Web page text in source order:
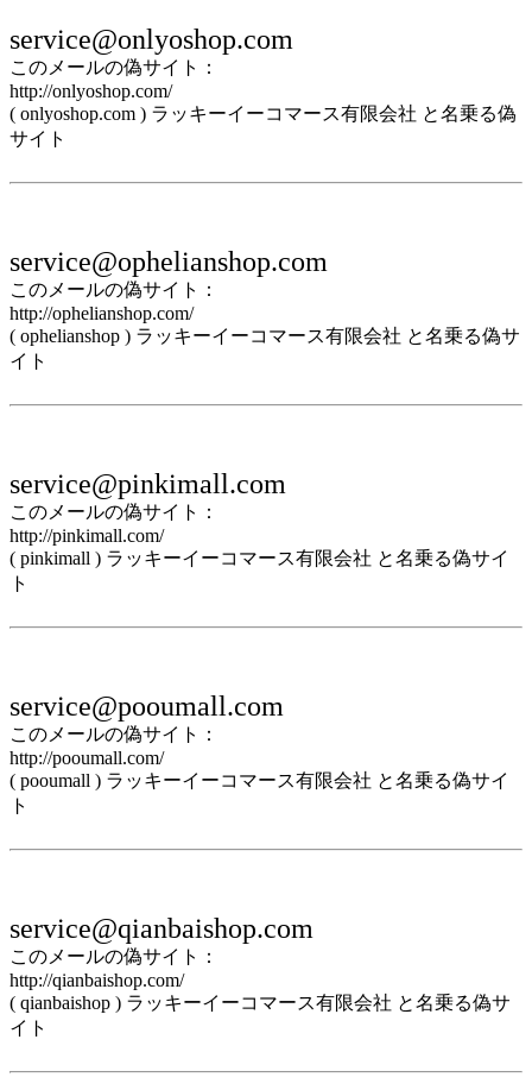
service@onlyoshop.com
このメールの偽サイト：
http://onlyoshop.com/
( onlyoshop.com ) ラッキーイーコマース有限会社 と名乗る偽
サイト
service@ophelianshop.com
このメールの偽サイト：
http://ophelianshop.com/
( ophelianshop ) ラッキーイーコマース有限会社 と名乗る偽サ
イト
service@pinkimall.com
このメールの偽サイト：
http://pinkimall.com/
( pinkimall ) ラッキーイーコマース有限会社 と名乗る偽サイ
ト
service@pooumall.com
このメールの偽サイト：
http://pooumall.com/
( pooumall ) ラッキーイーコマース有限会社 と名乗る偽サイ
ト
service@qianbaishop.com
このメールの偽サイト：
http://qianbaishop.com/
( qianbaishop ) ラッキーイーコマース有限会社 と名乗る偽サ
イト